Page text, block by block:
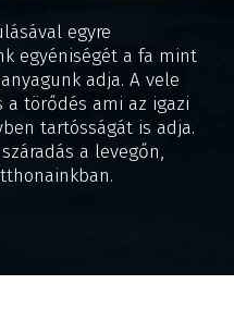
egyre
egyéniségét a fa mint
adja. A vele
törődés ami az igazi
tartósságát is adja.
a levegőn,